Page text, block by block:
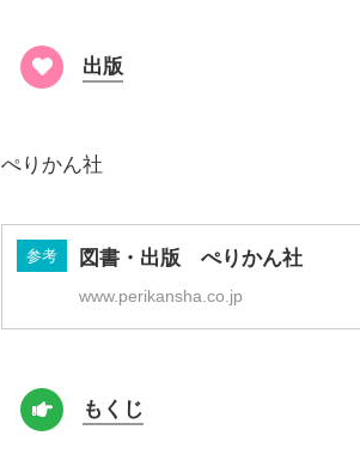
出版
ぺりかん社
参考 図書・出版 ぺりかん社
www.perikansha.co.jp
もくじ